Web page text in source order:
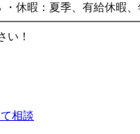
休暇：夏季、有給休
い！
相談